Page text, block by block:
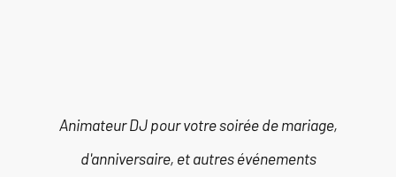
Animateur DJ pour votre soirée de mariage,
d'anniversaire, et autres événements